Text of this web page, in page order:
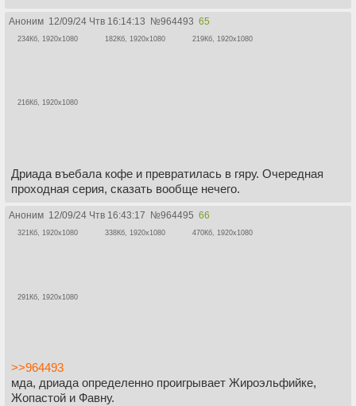
Аноним 12/09/24 Чтв 16:14:13 №964493 65
234Кб, 1920x1080 182Кб, 1920x1080 219Кб, 1920x1080
216Кб, 1920x1080
Дриада въебала кофе и превратилась в гяру. Очередная
проходная серия, сказать вообще нечего.
Аноним 12/09/24 Чтв 16:43:17 №964495 66
321Кб, 1920x1080 338Кб, 1920x1080 470Кб, 1920x1080
291Кб, 1920x1080
>>964493
мда, дриада определенно проигрывает Жироэльфийке,
Жопастой и Фавну.